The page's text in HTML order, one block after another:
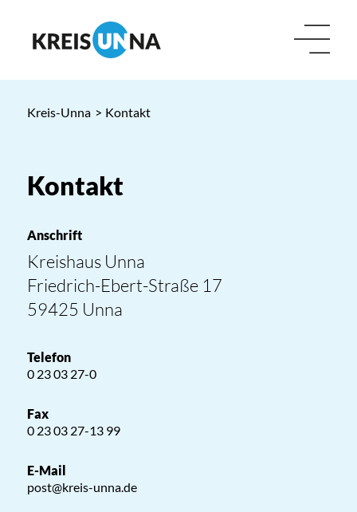
Kreis-Unna > Kontakt
Kontakt
Anschrift
Kreishaus Unna
Friedrich-Ebert-Straße 17
59425 Unna
Telefon
0 23 03 27-0
Fax
0 23 03 27-13 99
E-Mail
post@kreis-unna.de